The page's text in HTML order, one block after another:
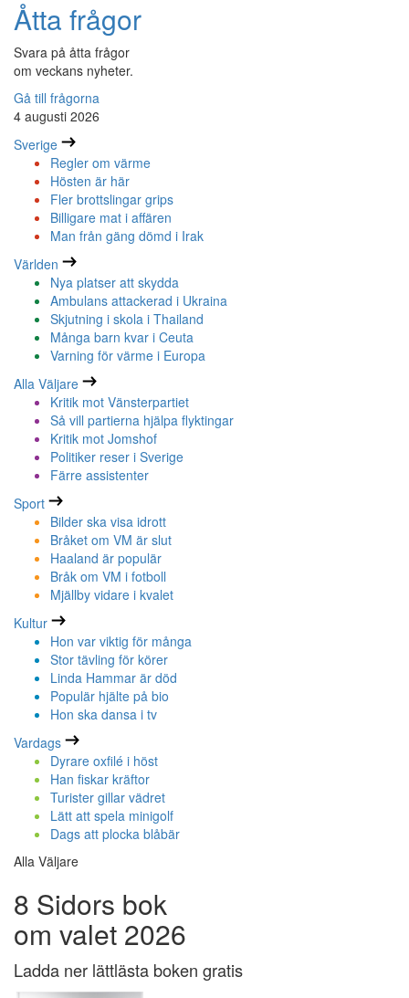
Åtta frågor
Svara på åtta frågor
om veckans nyheter.
Gå till frågorna
4 augusti 2026
Sverige
Regler om värme
Hösten är här
Fler brottslingar grips
Billigare mat i affären
Man från gäng dömd i Irak
Världen
Nya platser att skydda
Ambulans attackerad i Ukraina
Skjutning i skola i Thailand
Många barn kvar i Ceuta
Varning för värme i Europa
Alla Väljare
Kritik mot Vänsterpartiet
Så vill partierna hjälpa flyktingar
Kritik mot Jomshof
Politiker reser i Sverige
Färre assistenter
Sport
Bilder ska visa idrott
Bråket om VM är slut
Haaland är populär
Bråk om VM i fotboll
Mjällby vidare i kvalet
Kultur
Hon var viktig för många
Stor tävling för körer
Linda Hammar är död
Populär hjälte på bio
Hon ska dansa i tv
Vardags
Dyrare oxfilé i höst
Han fiskar kräftor
Turister gillar vädret
Lätt att spela minigolf
Dags att plocka blåbär
Alla Väljare
8 Sidors bok
om valet 2026
Ladda ner lättlästa boken gratis